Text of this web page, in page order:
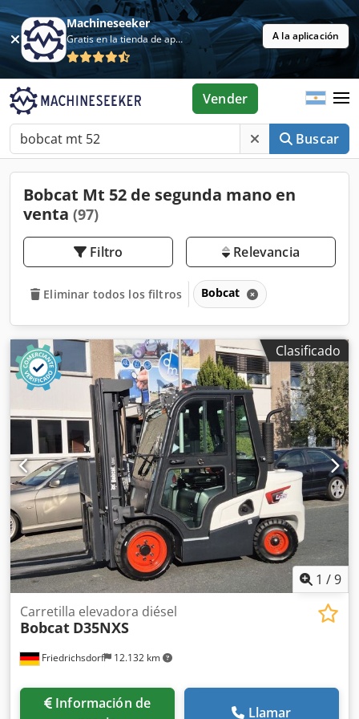
Machineseeker
Gratis en la tienda de aplicaciones A la aplicación
Buscar
Vender
Bobcat Mt 52 de segunda mano en
venta (97)
Filtro Relevancia
Eliminar todos los filtros Bobcat
Clasificado
1 /9
Friedrichsdorf 12.132 km
Carretilla elevadora diésel
Bobcat D35NXS
Información de
Llamar